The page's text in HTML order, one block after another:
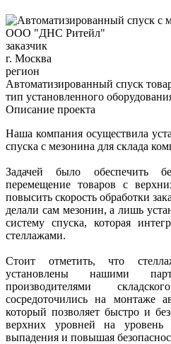
ООО "ДНС Ритейл"
заказчик
г. Москва
регион
Автоматизированный спуск
тип установленного
Описание проекта
Наша компания осуществила
спуска с мезонина для склада
Задачей было обеспечить
перемещение товаров с
повысить скорость обработки
делали сам мезонин, а лишь
систему спуска, которая
стеллажами.
Стоит отметить, что
установлены нашими
производителями
сосредоточились на монтаже
который позволяет быстро и
верхних уровней на уровень
выпадения и повышая